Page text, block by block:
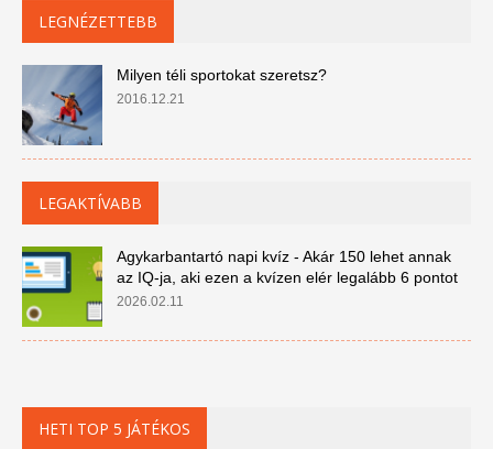
LEGNÉZETTEBB
Milyen téli sportokat szeretsz?
2016.12.21
LEGAKTÍVABB
Agykarbantartó napi kvíz - Akár 150 lehet annak
az IQ-ja, aki ezen a kvízen elér legalább 6 pontot
2026.02.11
HETI TOP 5 JÁTÉKOS